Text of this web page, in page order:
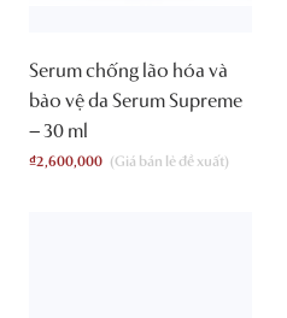
Serum chống lão hóa và
bảo vệ da Serum Supreme
– 30 ml
₫2,600,000